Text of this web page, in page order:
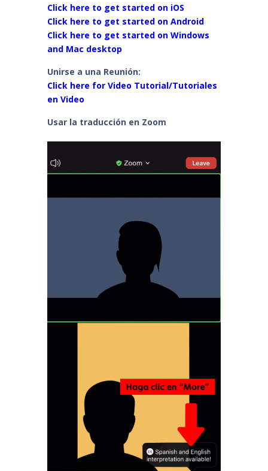
Click here to get started on iOS
Click here to get started on Android
Click here to get started on Windows
and Mac desktop
Unirse a una Reunión:
Click here for Video Tutorial/Tutoriales
en Video
Usar la traducción en Zoom